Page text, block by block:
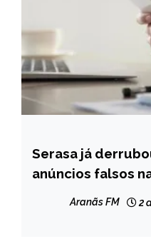
BRASIL
NOTÍCIAS
Serasa já
anúncios falsos
Aranãs FM 2